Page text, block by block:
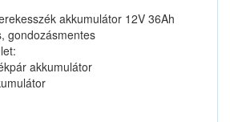
akkumulátor 12V 36Ah
gondozásmentes
akkumulátor